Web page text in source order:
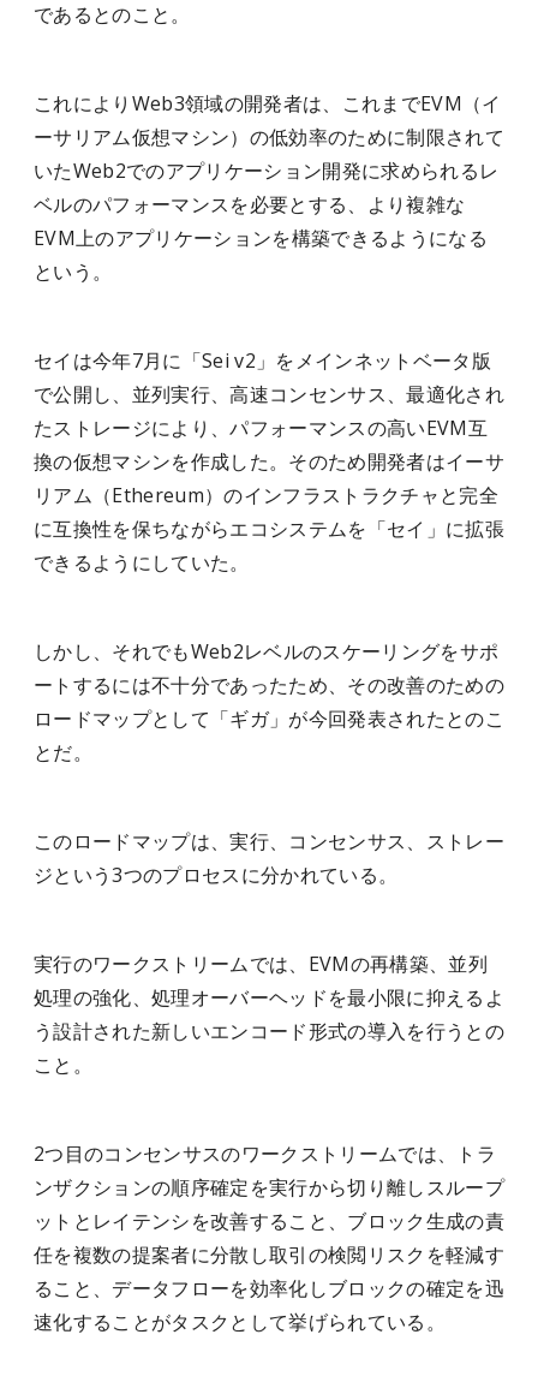
であるとのこと。
これによりWeb3領域の開発者は、これまでEVM（イ
ーサリアム仮想マシン）の低効率のために制限されて
いたWeb2でのアプリケーション開発に求められるレ
ベルのパフォーマンスを必要とする、より複雑な
EVM上のアプリケーションを構築できるようになる
という。
セイは今年7月に「Sei v2」をメインネットベータ版
で公開し、並列実行、高速コンセンサス、最適化され
たストレージにより、パフォーマンスの高いEVM互
換の仮想マシンを作成した。そのため開発者はイーサ
リアム（Ethereum）のインフラストラクチャと完全
に互換性を保ちながらエコシステムを「セイ」に拡張
できるようにしていた。
しかし、それでもWeb2レベルのスケーリングをサポ
ートするには不十分であったため、その改善のための
ロードマップとして「ギガ」が今回発表されたとのこ
とだ。
このロードマップは、実行、コンセンサス、ストレー
ジという3つのプロセスに分かれている。
実行のワークストリームでは、EVMの再構築、並列
処理の強化、処理オーバーヘッドを最小限に抑えるよ
う設計された新しいエンコード形式の導入を行うとの
こと。
2つ目のコンセンサスのワークストリームでは、トラ
ンザクションの順序確定を実行から切り離しスループ
ットとレイテンシを改善すること、ブロック生成の責
任を複数の提案者に分散し取引の検閲リスクを軽減す
ること、データフローを効率化しブロックの確定を迅
速化することがタスクとして挙げられている。